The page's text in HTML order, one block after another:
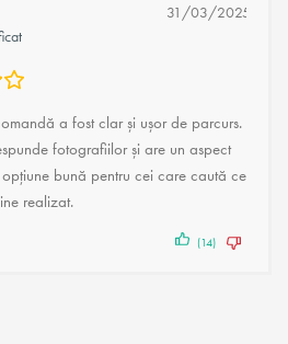
31/03/2025
a fost clar și ușor de parcurs.
fotografiilor și are un aspect
bună pentru cei care caută ceva
realizat.
(14)